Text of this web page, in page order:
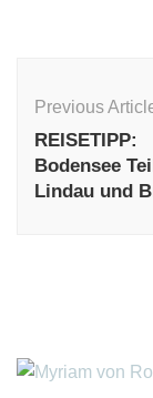
Navigation
Previous
REISETIPP:
Bodensee
Lindau und